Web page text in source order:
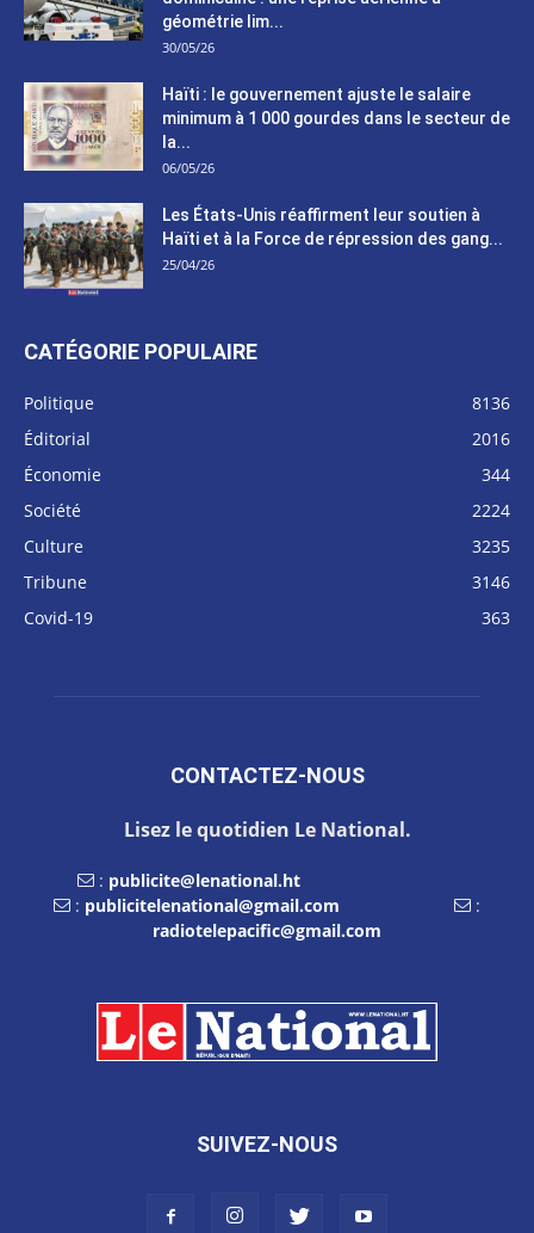
géométrie lim...
30/05/26
Haïti : le gouvernement ajuste le salaire
minimum à 1 000 gourdes dans le secteur de
la...
06/05/26
Les États-Unis réaffirment leur soutien à
Haïti et à la Force de répression des gang...
25/04/26
CATÉGORIE POPULAIRE
Politique
8136
Éditorial
2016
Économie
344
Société
2224
Culture
3235
Tribune
3146
Covid-19
363
CONTACTEZ-NOUS
Lisez le quotidien Le National.
: publicite@lenational.ht
: publicitelenational@gmail.com
:
radiotelepacific@gmail.com
SUIVEZ-NOUS